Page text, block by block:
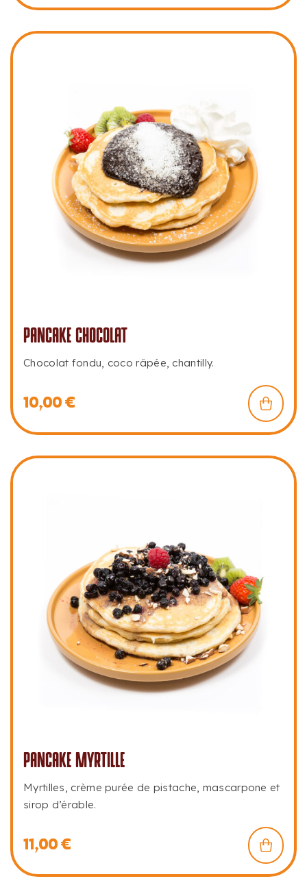
PANCAKE CHOCOLAT
Chocolat fondu, coco râpée, chantilly.
10,00€
PANCAKE MYRTILLE
Myrtilles, crème purée de pistache, mascarpone et
sirop d’érable.
11,00€